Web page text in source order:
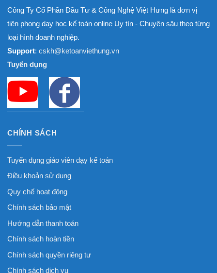
Công Ty Cổ Phần Đầu Tư & Công Nghệ Việt Hưng là đơn vị
tiên phong dạy học kế toán online Uy tín - Chuyên sâu theo từng
loại hình doanh nghiệp.
Support: cskh@ketoanviethung.vn
Tuyển dụng
CHÍNH SÁCH
Tuyển dụng giáo viên dạy kế toán
Điều khoản sử dụng
Quy chế hoạt động
Chính sách bảo mật
Hướng dẫn thanh toán
Chính sách hoàn tiền
Chính sách quyền riêng tư
Chính sách dịch vụ